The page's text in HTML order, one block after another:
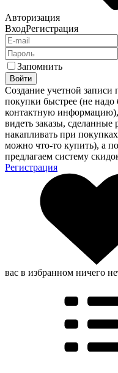
Авторизация
ВходРегистрация
Запомнить
Войти
Создание учетной
покупки быстрее (не надо
контактную информацию),
видеть заказы,
накапливать при
можно что-то купить), а
предлагаем систему
Регистрация
вас в избранном ничего